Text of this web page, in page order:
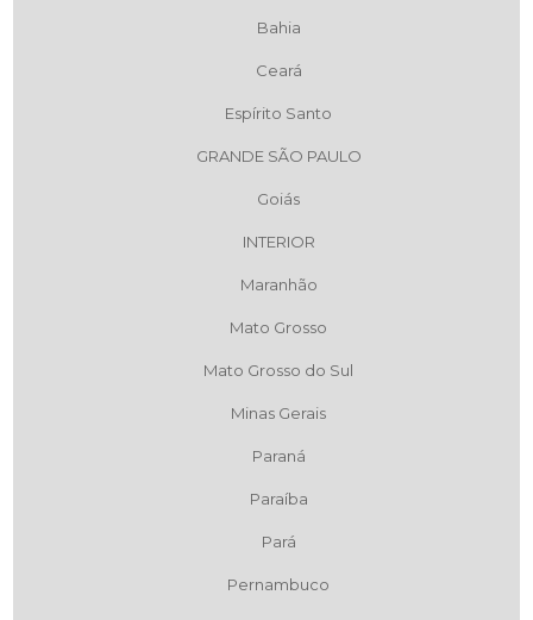
Bahia
Ceará
Espírito Santo
GRANDE SÃO PAULO
Goiás
INTERIOR
Maranhão
Mato Grosso
Mato Grosso do Sul
Minas Gerais
Paraná
Paraíba
Pará
Pernambuco